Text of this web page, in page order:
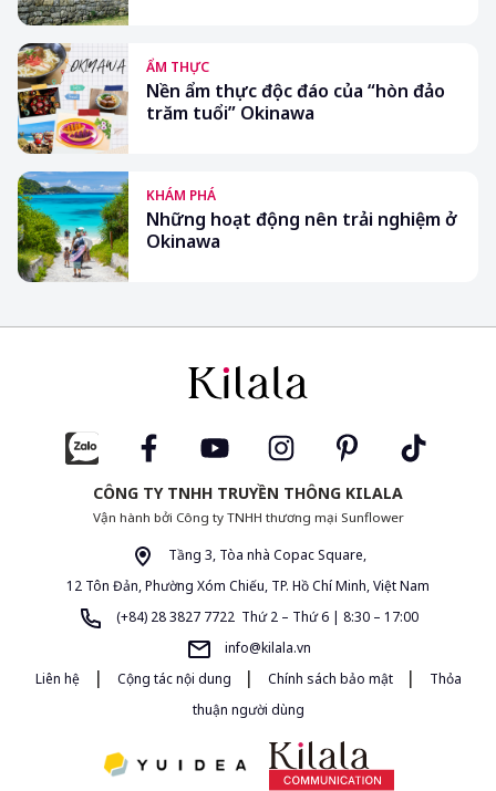
ẨM THỰC
Nền ẩm thực độc đáo của “hòn đảo
trăm tuổi” Okinawa
KHÁM PHÁ
Những hoạt động nên trải nghiệm ở
Okinawa
CÔNG TY TNHH TRUYỀN THÔNG KILALA
Vận hành bởi Công ty TNHH thương mại Sunflower
Tầng 3, Tòa nhà Copac Square,
12 Tôn Đản, Phường Xóm Chiếu, TP. Hồ Chí Minh, Việt Nam
(+84) 28 3827 7722 Thứ 2 – Thứ 6 | 8:30 – 17:00
info@kilala.vn
Liên hệ
| Cộng tác nội dung | Chính sách bảo mật |
Thỏa
thuận người dùng